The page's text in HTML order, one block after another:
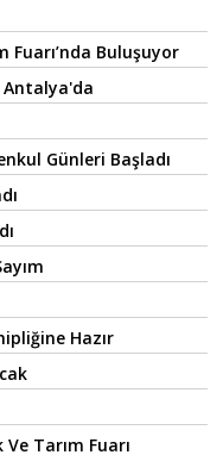
Buluşuyor
Antalya'da
Günleri Başladı
Hazır
Tarım Fuarı